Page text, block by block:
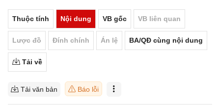
Thuộc tính Nội dung VB gốc VB liên quan
Lược đồ Đính chính Án lệ BA/QĐ cùng nội dung
Tải về
Tải văn bản Báo lỗi